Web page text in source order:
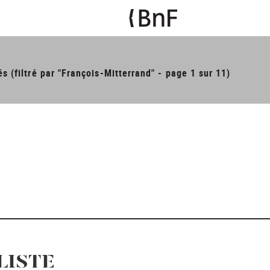
(filtré par "François-Mitterrand" - page 1 sur 11)